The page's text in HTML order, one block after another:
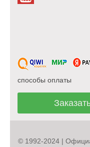
способы оплаты
© 1992-2024 |